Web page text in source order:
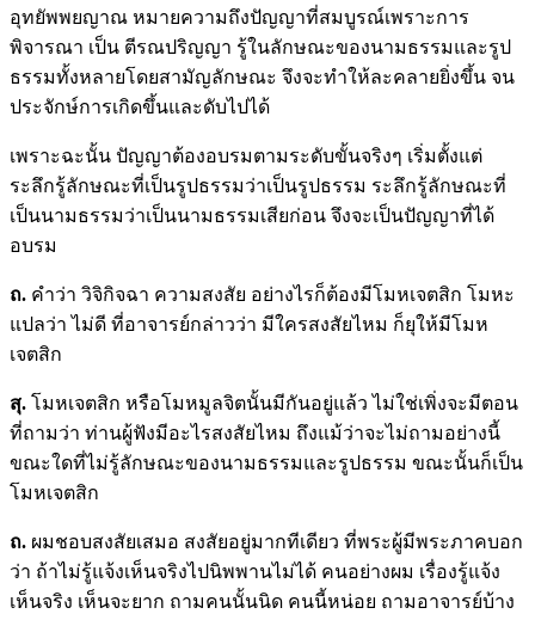
อุทยัพพยญาณ หมายความถึงปัญญาที่สมบูรณ์เพราะการ
พิจารณา เป็น ตีรณปริญญา รู้ในลักษณะของนามธรรมและรูป
ธรรมทั้งหลายโดยสามัญลักษณะ จึงจะทำให้ละคลายยิ่งขึ้น จน
ประจักษ์การเกิดขึ้นและดับไปได้
เพราะฉะนั้น ปัญญาต้องอบรมตามระดับขั้นจริงๆ เริ่มตั้งแต่
ระลึกรู้ลักษณะที่เป็นรูปธรรมว่าเป็นรูปธรรม ระลึกรู้ลักษณะที่
เป็นนามธรรมว่าเป็นนามธรรมเสียก่อน จึงจะเป็นปัญญาที่ได้
อบรม
ถ. คำว่า วิจิกิจฉา ความสงสัย อย่างไรก็ต้องมีโมหเจตสิก โมหะ
แปลว่า ไม่ดี ที่อาจารย์กล่าวว่า มีใครสงสัยไหม ก็ยุให้มีโมห
เจตสิก
สุ. โมหเจตสิก หรือโมหมูลจิตนั้นมีกันอยู่แล้ว ไม่ใช่เพิ่งจะมีตอน
ที่ถามว่า ท่านผู้ฟังมีอะไรสงสัยไหม ถึงแม้ว่าจะไม่ถามอย่างนี้
ขณะใดที่ไม่รู้ลักษณะของนามธรรมและรูปธรรม ขณะนั้นก็เป็น
โมหเจตสิก
ถ. ผมชอบสงสัยเสมอ สงสัยอยู่มากทีเดียว ที่พระผู้มีพระภาคบอก
ว่า ถ้าไม่รู้แจ้งเห็นจริงไปนิพพานไม่ได้ คนอย่างผม เรื่องรู้แจ้ง
เห็นจริง เห็นจะยาก ถามคนนั้นนิด คนนี้หน่อย ถามอาจารย์บ้าง